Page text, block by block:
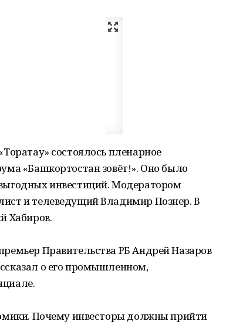
состоялось пленарное
«Башкортостан зовёт!». Оно было
инвестиций. Модератором
и телеведущий Владимир Познер. В
Хабиров.
Правительства РБ Андрей Назаров
о его промышленном,
Почему инвесторы должны прийти